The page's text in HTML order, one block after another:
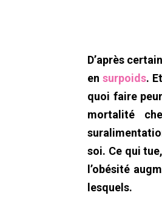
D’après
en surpoids.
quoi faire
mortalité
soi. Ce qui
l’obésité
lesquels.